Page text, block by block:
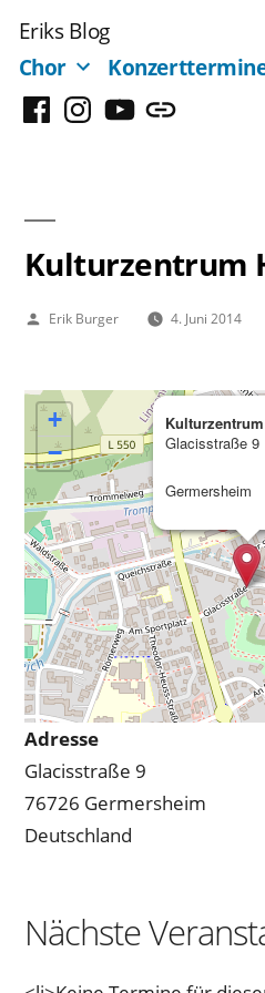
Inhalt
springen
Eriks Blog
Chor
FacebookInstagram
YouTubeMastodon
Kulturzentrum
Veröffentlicht
Erik Burger 4. Juni 2014
Glacisstraße 9
Germersheim
+
−
Adresse
Glacisstraße 9
76726 Germersheim
Deutschland
Nächste